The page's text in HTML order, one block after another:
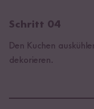
Schritt 04
Den Kuchen
dekorieren.